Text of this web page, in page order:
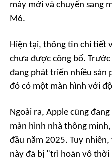
máy mới và chuyển sang
M6.
Hiện tại, thông tin chi tiết
chưa được công bố.
đang phát triển nhiều sản
đó có một màn hình với
Ngoài ra, Apple cũng
màn hình nhà thông
đầu năm 2025. Tuy
này đã bị "trì hoãn vô thời